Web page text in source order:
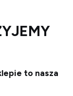
to nasza